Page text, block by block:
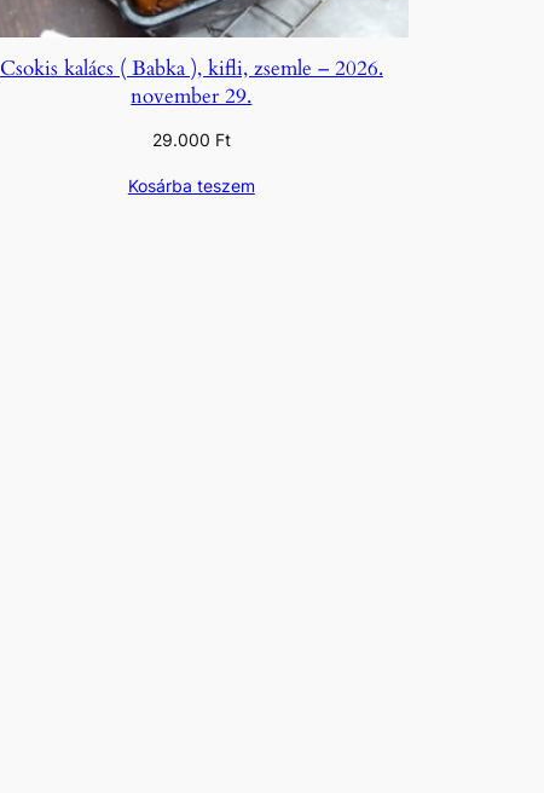
Csokis kalács ( Babka ), kifli, zsemle – 2026.
november 29.
29.000 Ft
Kosárba teszem